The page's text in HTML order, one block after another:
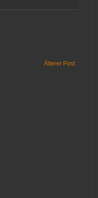
Älterer Post